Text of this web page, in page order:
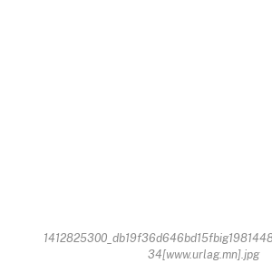
34[www.urlag.mn].jpg